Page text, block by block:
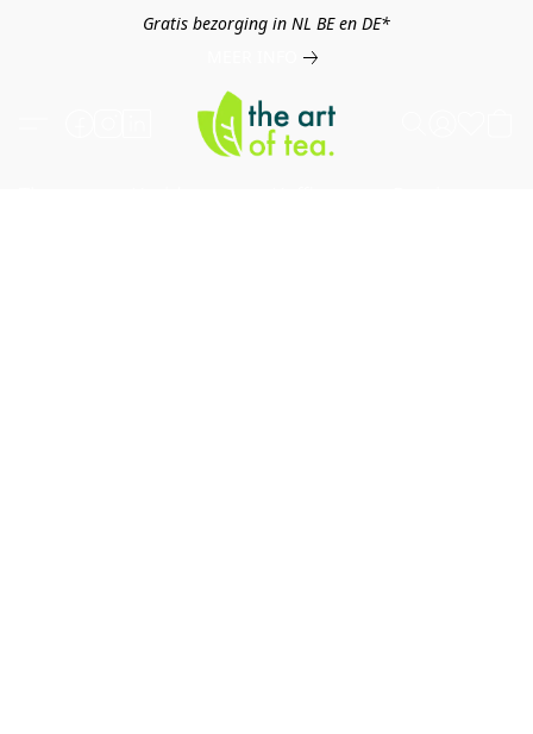
Gratis bezorging in NL BE en DE*